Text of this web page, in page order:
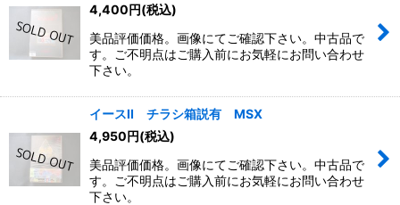
4,400円(税込)
美品評価価格。画像にてご確認下さい。中古品で
す。ご不明点はご購入前にお気軽にお問い合わせ
下さい。
イースII チラシ箱説有 MSX
4,950円(税込)
美品評価価格。画像にてご確認下さい。中古品で
す。ご不明点はご購入前にお気軽にお問い合わせ
下さい。